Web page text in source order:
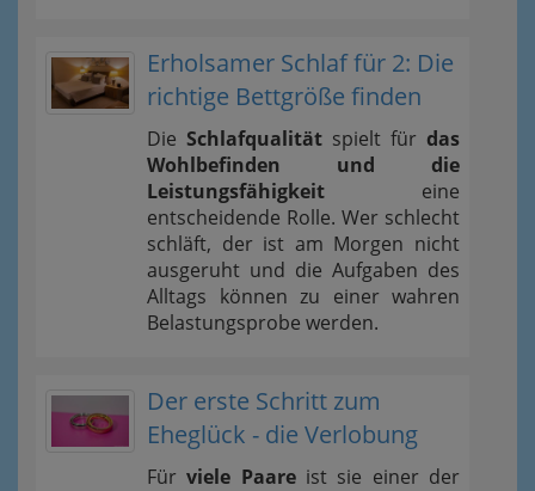
Erholsamer Schlaf für 2: Die
richtige Bettgröße finden
Die Schlafqualität spielt für das
Wohlbefinden und die
Leistungsfähigkeit eine
entscheidende Rolle. Wer schlecht
schläft, der ist am Morgen nicht
ausgeruht und die Aufgaben des
Alltags können zu einer wahren
Belastungsprobe werden.
Der erste Schritt zum
Eheglück - die Verlobung
Fürviele Paareist sie einer der